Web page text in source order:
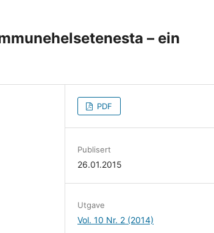
– ein
PDF
Publisert
26.01.2015
Utgave
Vol. 10 Nr. 2 (2014)